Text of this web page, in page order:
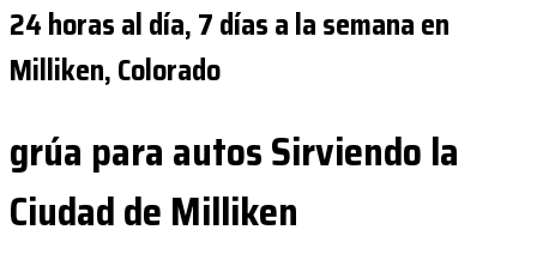
24 horas al día, 7 días a la semana en
Milliken, Colorado
grúa para autos Sirviendo la
Ciudad de Milliken